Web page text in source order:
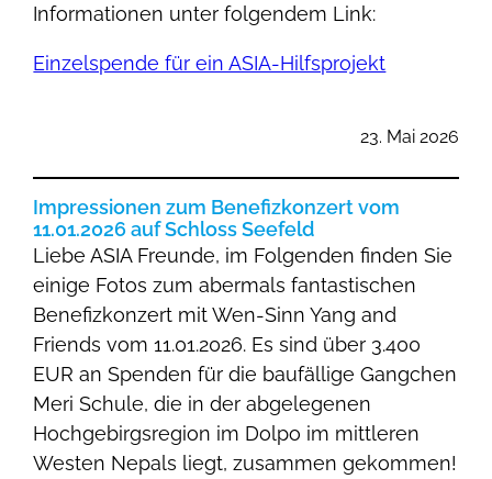
Informationen unter folgendem Link:
Einzelspende für ein ASIA-Hilfsprojekt
23. Mai 2026
Impressionen zum Benefizkonzert vom
11.01.2026 auf Schloss Seefeld
Liebe ASIA Freunde, im Folgenden finden Sie
einige Fotos zum abermals fantastischen
Benefizkonzert mit Wen-Sinn Yang and
Friends vom 11.01.2026. Es sind über 3.400
EUR an Spenden für die baufällige Gangchen
Meri Schule, die in der abgelegenen
Hochgebirgsregion im Dolpo im mittleren
Westen Nepals liegt, zusammen gekommen!